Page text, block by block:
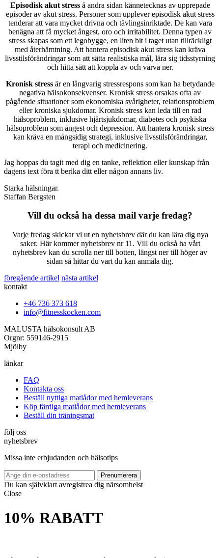
Episodisk akut stresså andra sidan kännetecknas av upprepade
episoder av akut stress. Personer som upplever episodisk akut stress
tenderar att vara mycket drivna och tävlingsinriktade. De kan vara
benägna att få mycket ångest, oro och irritabilitet. Denna typen av
stress skapas som ett legobygge, en liten bit i taget utan tillräckligt
med återhämtning. Att hantera episodisk akut stress kan kräva
livsstilsförändringar som att sätta realistiska mål, lära sig tidsstyrning
och hitta sätt att koppla av och varva ner.
Kronisk stress är en långvarig stressrespons som kan ha betydande
negativa hälsokonsekvenser. Kronisk stress orsakas ofta av
pågående situationer som ekonomiska svårigheter, relationsproblem
eller kroniska sjukdomar. Kronisk stress kan leda till en rad
hälsoproblem, inklusive hjärtsjukdomar, diabetes och psykiska
hälsoproblem som ångest och depression. Att hantera kronisk stress
kan kräva en mångsidig strategi, inklusive livsstilsförändringar,
terapi och medicinering.
Jag hoppas du tagit med dig en tanke, reflektion eller kunskap från
dagens text föra tt berika ditt eller någon annans liv.
Starka hälsningar.
Staffan Bergsten
Vill du också ha dessa mail varje fredag?
Varje fredag skickar vi ut en nyhetsbrev där du kan lära dig nya
saker. Här kommer nyhetsbrev nr 11. Vill du också ha vårt
nyhetsbrev kan du scrolla ner till botten, längst ner till höger av
sidan så hittar du vart du kan anmäla dig.
föregående artikel nästa artikel
kontakt
+46 736 373 618
info@fitnesskocken.com
MALUSTA hälsokonsult AB
Orgnr: 559146-2915
Mjölby
länkar
FAQ
Kontakta oss
Beställ nyttiga matlådor med hemleverans
Köp färdiga matlådor med hemleverans
Beställ din träningsmat
följ oss
nyhetsbrev
Missa inte erbjudanden och hälsotips
Prenumerera
Du kan självklart avregistrea dig närsomhelst
Close
10% RABATT